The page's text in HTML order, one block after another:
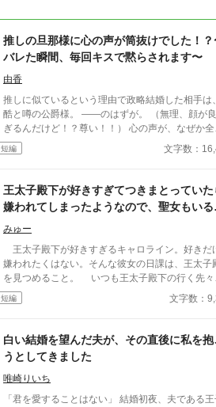
推しの旦那様に心の声が筒抜けでした！？
バレた瞬間、毎回キスで黙らされます〜
由香
推しに似ているという理由で政略結婚した相手は
酷と噂の公爵様。 ――のはずが。 （無理、顔が良す
ぎるんだけど！？尊い！！） 心の声が、なぜか全部
本人に聞こえていた。 必死に取り繕うも時すでに遅
し。 暴走する脳内実況を止めるたび、旦那様はな
い」 いや全然よくないです！！むしろ悪化してま
す！！ 無表情公爵様 × 心の声だだ漏れ令嬢 甘くて騒
がしい新婚生活、開幕。
短編 文字数：
王太子殿下が好きすぎてつきまとっていた
嫌われてしまったようなので、聖女もいる
とだし悪役令嬢の私は退散することにしま
みゅー
王太子殿下が好きすぎるキャロライン。好きだ
嫌われたくはない。そんな彼女の日課は、王太子
を見つめること。 いつも王太子殿下の行く先々
出没して王太子殿下を見つめていたが、ついにそ
生活が終わるときが来る。 聖女が現れたのだ。
世界に転生していてそこで悪役令嬢だったことを
出す。 王太子殿下に嫌われたくはないキャロラ
ンは、王太子殿下の前から姿を消すことにした。
短編 文字数：
白い結婚を望んだ夫が、その直後に私を抱
うとしてきました
唯崎りいち
「君を愛することはない」 結婚初夜、夫である王子